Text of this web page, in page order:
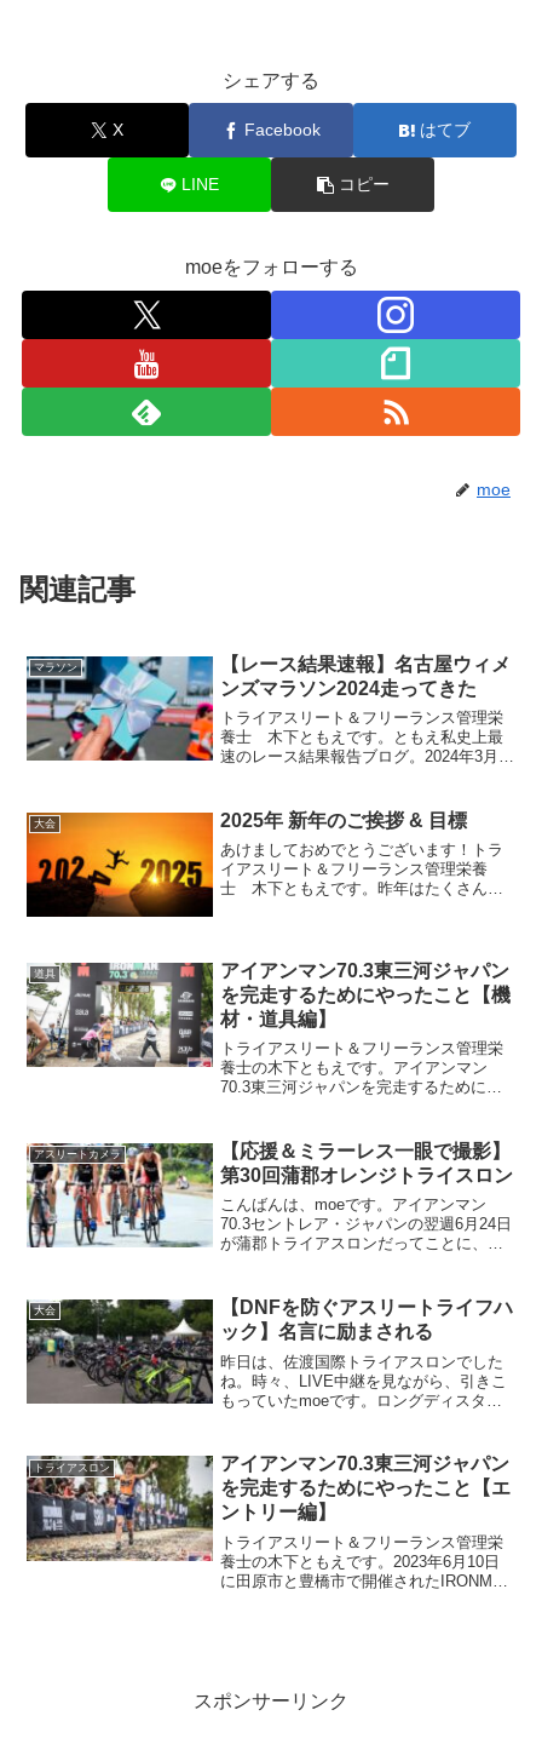
シェアする
X Facebook はてブ
LINE コピー
moeをフォローする
moe
関連記事
マラソン
【レース結果速報】名古屋ウィメ
ンズマラソン2024走ってきた
トライアスリート＆フリーランス管理栄
養士 木下ともえです。ともえ私史上最
速のレース結果報告ブログ。2024年3月
なレースレポートは、また、後ほどアッ
プする予定ですが、...
大会 2025年 新年のご挨拶 & 目標
あけましておめでとうございます！トラ
イアスリート＆フリーランス管理栄養
士 木下ともえです。昨年はたくさんの
読んでいただいたのはこち...
道具
アイアンマン70.3東三河ジャパン
を完走するためにやったこと【機
材・道具編】
トライアスリート＆フリーランス管理栄
養士の木下ともえです。アイアンマン
70.3東三河ジャパンを完走するためにや
はあまりこだわりがないので、参考にな
るかはわかりません（無...
アスリートカメラ
【応援＆ミラーレス一眼で撮影】
第30回蒲郡オレンジトライスロン
こんばんは、moeです。アイアンマン
70.3セントレア・ジャパンの翌週6月24日
が蒲郡トライアスロンだってことに、セ
しているってことです。が、しかし、地
元の大会なので、...
大会
【DNFを防ぐアスリートライフハ
ック】名言に励まされる
昨日は、佐渡国際トライアスロンでした
ね。時々、LIVE中継を見ながら、引きこ
もっていたmoeです。ロングディスタン
うど見られたのがラッキーでした。さ
て、今日のアスリート...
トライアスロン
アイアンマン70.3東三河ジャパン
を完走するためにやったこと【エ
ントリー編】
トライアスリート＆フリーランス管理栄
養士の木下ともえです。2023年6月10日
に田原市と豊橋市で開催されたIRONMAN
スポンサーリンク